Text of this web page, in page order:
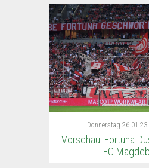
Donnerstag 26.01.23
Vorschau: Fortuna
FC